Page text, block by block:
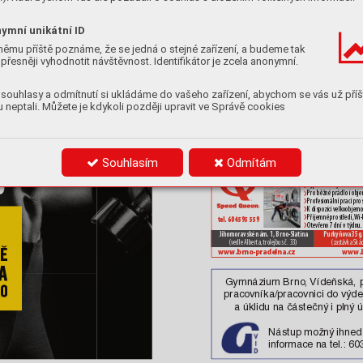
unikátní ID
příště poznáme, že se jedná o stejné zařízení, a budeme tak
vyhodnotit návštěvnost. Identifikátor je zcela anonymní.
a odmítnutí si ukládáme do vašeho zařízení, abychom se vás už
neptali. Můžete je kdykoli později upravit ve Správě cookies
Souhlasím Odmítám
ví www.ocnistudio.cz
TĚLO,
VÍ. www.
SAMOOBSL UŽNÁ
Jihomoravské nám. 1, Brno-Slatina
(vedle Alberta, trolejbus č. 33)
Purkyňova 35g
(zastávka
www.brno-pradelna.cz www
 Vyperete a vysušíte do
 Pro běžné prádlo i
 Profesionální prací
 K dispozici velk
 Příjemné prostředí,
 Otevřeno 7 dní v týdnu.
tel. 604 595 559
Nástup možný ihned
informace na tel.:
Gymnázium Brno, Vídeňská,
pracovníka/pracovnici do
a úklidu na částečný i plný